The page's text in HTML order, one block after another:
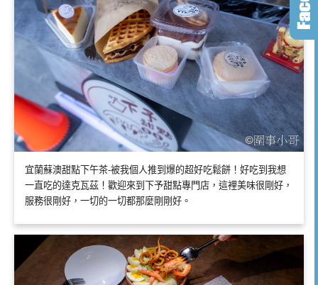
宜蘭蘇澳甜點下午茶-被我個人推到爆的超好吃鬆餅！好吃到我想
一直吃的達克瓦茲！歡迎來到下予甜點專門店，這裡美味很剛好，
服務很剛好，一切的一切都那麼剛剛好。